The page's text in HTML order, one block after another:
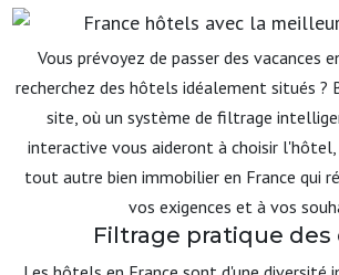
Vous prévoyez de passer des vacances
recherchez des hôtels idéalement situés ?
site, où un système de filtrage
interactive vous aideront à choisir
tout autre bien immobilier en France qui
vos exigences et à vos
Filtrage pratique des